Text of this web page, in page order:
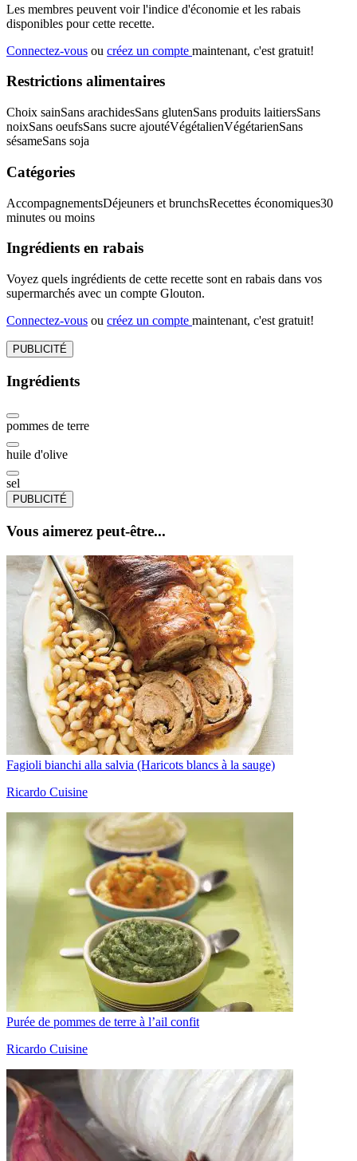
Les membres peuvent voir l'indice d'économie et les rabais
disponibles pour cette recette.
Connectez-vous ou créez un compte maintenant, c'est gratuit!
Restrictions alimentaires
Choix sainSans arachidesSans glutenSans produits laitiersSans
noixSans oeufsSans sucre ajoutéVégétalienVégétarienSans
sésameSans soja
Catégories
AccompagnementsDéjeuners et brunchsRecettes économiques30
minutes ou moins
Ingrédients en rabais
Voyez quels ingrédients de cette recette sont en rabais dans vos
supermarchés avec un compte Glouton.
Connectez-vous ou créez un compte maintenant, c'est gratuit!
PUBLICITÉ
Ingrédients
pommes de terre
huile d'olive
sel
PUBLICITÉ
Vous aimerez peut-être...
Fagioli bianchi alla salvia (Haricots blancs à la sauge)
Ricardo Cuisine
Purée de pommes de terre à l’ail confit
Ricardo Cuisine